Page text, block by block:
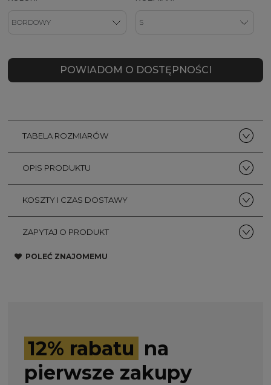
POWIADOM O DOSTĘPNOŚCI
TABELA ROZMIARÓW
OPIS PRODUKTU
KOSZTY I CZAS DOSTAWY
ZAPYTAJ O PRODUKT
POLEĆ ZNAJOMEMU
12% rabatu na
pierwsze zakupy